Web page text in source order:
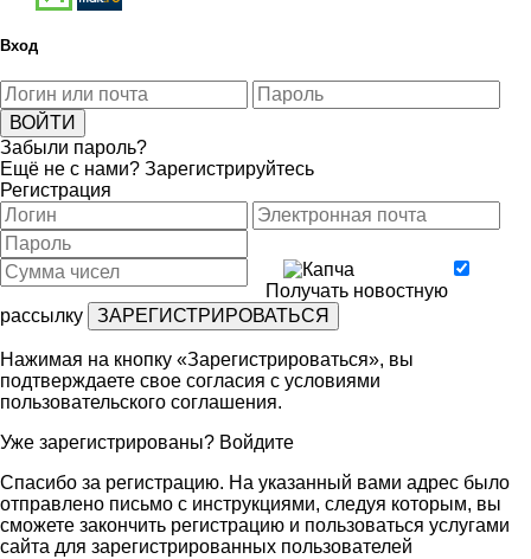
Вход
Забыли пароль?
Ещё не с нами? Зарегистрируйтесь
Регистрация
Получать новостную
рассылку
Нажимая на кнопку «Зарегистрироваться», вы
подтверждаете свое согласия с условиями
пользовательского соглашения.
Уже зарегистрированы? Войдите
Спасибо за регистрацию. На указанный вами адрес было
отправлено письмо с инструкциями, следуя которым, вы
сможете закончить регистрацию и пользоваться услугами
сайта для зарегистрированных пользователей